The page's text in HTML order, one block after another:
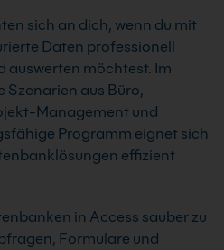
sich an dich, wenn du mit
Daten professionell
auswerten möchtest. Im
Szenarien aus Büro,
Management und
Programm eignet sich
effizient
in Access sauber zu
Formulare und